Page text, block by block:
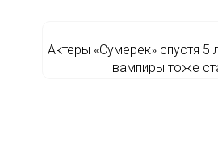
Актеры «Сумерек» спустя 5
вампиры тоже